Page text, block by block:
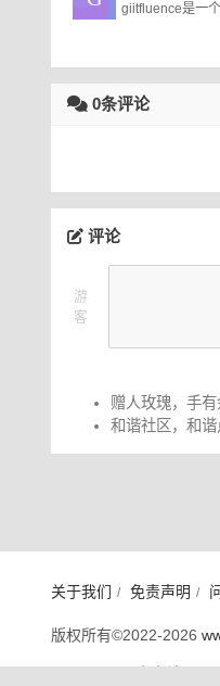
0条评论
评论
游
客
赠人玫瑰，手有
和谐社区，和谐
关于我们 / 免责声明 /
版权所有©2022-2026